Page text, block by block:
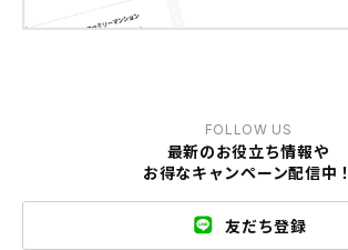
FOLLOW US
最新のお役立ち情報や
お得なキャンペーン配信中！
友だち登録